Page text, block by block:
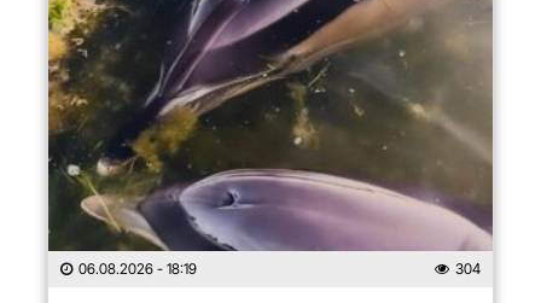
06.08.2026 - 18:19 304